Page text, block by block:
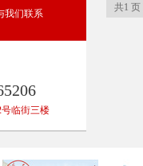
我们联系
临街三楼
共1 页